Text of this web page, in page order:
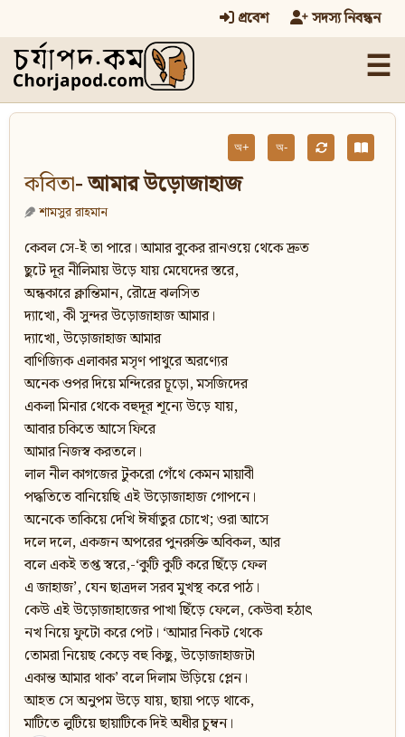
প্রবেশ সদস্য নিবন্ধন
☰
অ+ অ-
কবিতা- আমার উড়োজাহাজ
শামসুর রাহমান
কেবল সে-ই তা পারে। আমার বুকের রানওয়ে থেকে দ্রুত
ছুটে দূর নীলিমায় উড়ে যায় মেঘেদের স্তরে,
অন্ধকারে ক্লান্তিমান, রৌদ্রে ঝলসিত
দ্যাখো, কী সুন্দর উড়োজাহাজ আমার।
দ্যাখো, উড়োজাহাজ আমার
বাণিজ্যিক এলাকার মসৃণ পাথুরে অরণ্যের
অনেক ওপর দিয়ে মন্দিরের চূড়ো, মসজিদের
একলা মিনার থেকে বহুদূর শূন্যে উড়ে যায়,
আবার চকিতে আসে ফিরে
আমার নিজস্ব করতলে।
লাল নীল কাগজের টুকরো গেঁথে কেমন মায়াবী
পদ্ধতিতে বানিয়েছি এই উড়োজাহাজ গোপনে।
অনেকে তাকিয়ে দেখি ঈর্ষাতুর চোখে; ওরা আসে
দলে দলে, একজন অপরের পুনরুক্তি অবিকল, আর
বলে একই তপ্ত স্বরে,-‘কুটি কুটি করে ছিঁড়ে ফেল
এ জাহাজ’, যেন ছাত্রদল সরব মুখস্থ করে পাঠ।
কেউ এই উড়োজাহাজের পাখা ছিঁড়ে ফেলে, কেউবা হঠাৎ
নখ নিয়ে ফুটো করে পেট। ‘আমার নিকট থেকে
তোমরা নিয়েছ কেড়ে বহু কিছু, উড়োজাহাজটা
একান্ত আমার থাক’ বলে দিলাম উড়িয়ে প্লেন।
আহত সে অনুপম উড়ে যায়, ছায়া পড়ে থাকে,
মাটিতে লুটিয়ে ছায়াটিকে দিই অধীর চুম্বন।